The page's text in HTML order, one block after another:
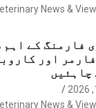
News &
فارمنگ کے اہم
اور
چاہئیں
News &